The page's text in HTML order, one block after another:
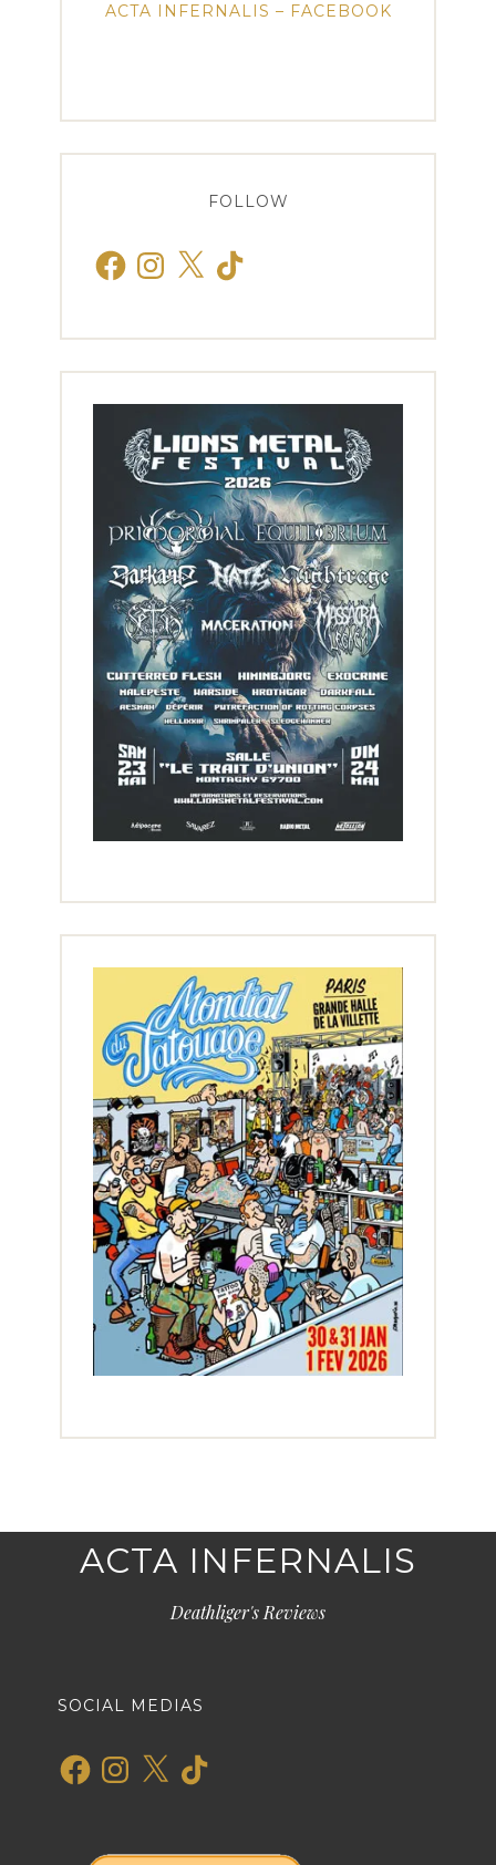
ACTA INFERNALIS – FACEBOOK
FOLLOW
FacebookInstagram
X TikTok
ACTA INFERNALIS
Deathliger's Reviews
SOCIAL MEDIAS
FacebookInstagram
X TikTok